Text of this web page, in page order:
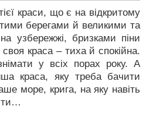
краси, що є на відкритому
берегами й великими та
узбережжі, бризками піни
краса – тиха й спокійна.
у всіх порах року. А
краса, яку треба бачити
море, крига, на яку навіть